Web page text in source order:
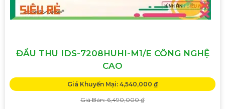
ĐẦU THU IDS-7208HUHI-M1/E CÔNG NGHỆ
CAO
Giá Khuyến Mại: 4,540,000 ₫
Giá Bán: 6,490,000 ₫